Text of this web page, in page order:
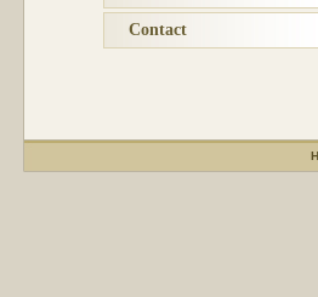
Contact